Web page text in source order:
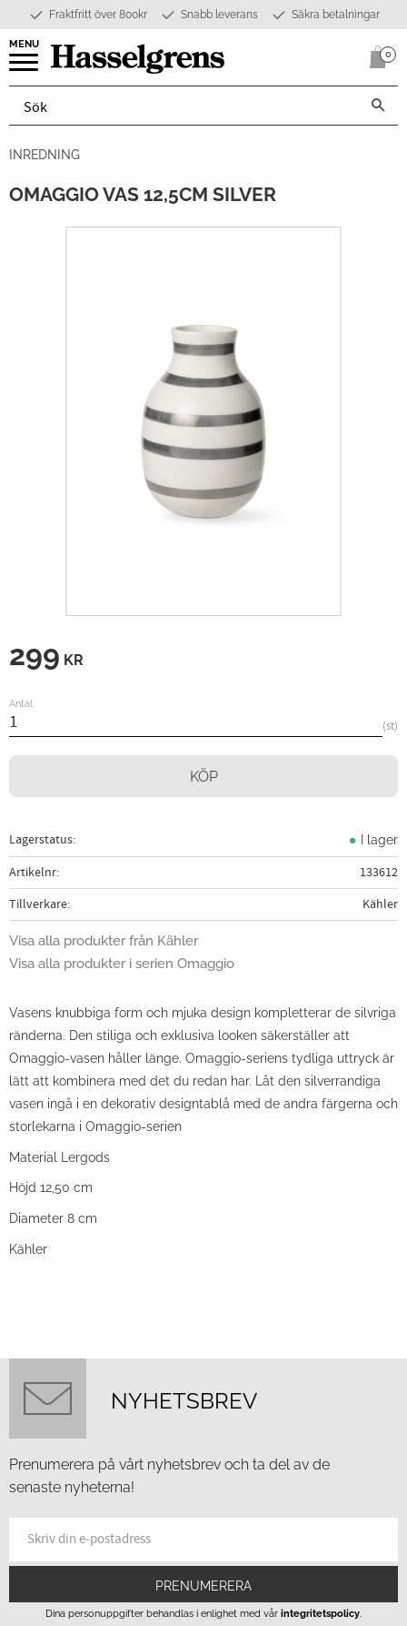
Meny
Fraktfritt över 800kr Snabb leverans Säkra betalningar
0
INREDNING
OMAGGIO VAS 12,5CM SILVER
299 KR
Antal
st
KÖP
Lagerstatus I lager
Artikelnr
133612
Tillverkare
Kähler
Visa alla produkter från Kähler
Visa alla produkter i serien Omaggio
Vasens knubbiga form och mjuka design kompletterar de silvriga
ränderna. Den stiliga och exklusiva looken säkerställer att
Omaggio-vasen håller länge. Omaggio-seriens tydliga uttryck är
lätt att kombinera med det du redan har. Låt den silverrandiga
vasen ingå i en dekorativ designtablå med de andra färgerna och
storlekarna i Omaggio-serien
Material Lergods
Höjd 12,50 cm
Diameter 8 cm
Kähler
NYHETSBREV
Prenumerera på vårt nyhetsbrev och ta del av de
senaste nyheterna!
PRENUMERERA
Dina personuppgifter behandlas i enlighet med vår integritetspolicy.